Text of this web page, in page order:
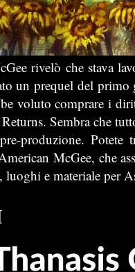
rivelò che stava
un prequel del
voluto comprare i
Sembra che
produzione. Potete
McGee, che
luoghi e materiale per